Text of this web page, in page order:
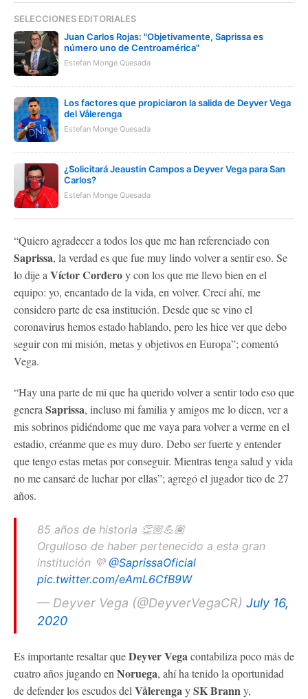
SELECCIONES EDITORIALES
Juan Carlos Rojas: "Objetivamente, Saprissa es
número uno de Centroamérica"
Estefan Monge Quesada
Los factores que propiciaron la salida de Deyver Vega
del Vålerenga
Estefan Monge Quesada
¿Solicitará Jeaustin Campos a Deyver Vega para San
Carlos?
Estefan Monge Quesada
“Quiero agradecer a todos los que me han referenciado con
Saprissa, la verdad es que fue muy lindo volver a sentir eso. Se
lo dije a Víctor Corderoy con los que me llevo bien en el
equipo: yo, encantado de la vida, en volver. Crecí ahí, me
considero parte de esa institución. Desde que se vino el
coronavirus hemos estado hablando, pero les hice ver que debo
seguir con mi misión, metas y objetivos en Europa”; comentó
Vega.
“Hay una parte de mí que ha querido volver a sentir todo eso que
genera Saprissa, incluso mi familia y amigos me lo dicen, ver a
mis sobrinos pidiéndome que me vaya para volver a verme en el
estadio, créanme que es muy duro. Debo ser fuerte y entender
que tengo estas metas por conseguir. Mientras tenga salud y vida
no me cansaré de luchar por ellas”; agregó el jugador tico de 27
años.
85 años de historia 👏🏼💪🏽
Orgulloso de haber pertenecido a esta gran
institución 💜@SaprissaOficial
pic.twitter.com/eAmL6CfB9W
— Deyver Vega (@DeyverVegaCR) July 16,
2020
Es importante resaltar queDeyver Vegacontabiliza poco más de
cuatro años jugando en Noruega, ahí ha tenido la oportunidad
de defender los escudos del VålerengaySK Branny,